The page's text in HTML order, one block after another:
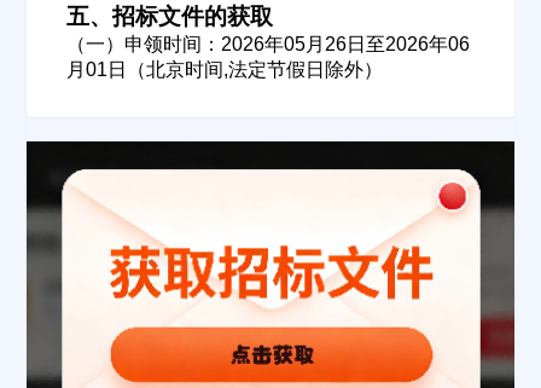
五、招标文件的获取
（一）申领时间：2026年05月26日至2026年06
月01日（北京时间,法定节假日除外）